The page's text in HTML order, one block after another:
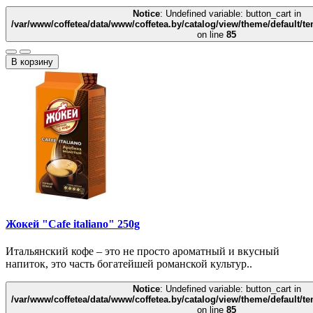
Notice: Undefined variable: button_cart in
/var/www/coffetea/data/www/coffetea.by/catalog/view/theme/default/
on line 85
В корзину
Жокей "Cafe italiano" 250g
Итальянский кофе – это не просто ароматный и вкусный
напиток, это часть богатейшей романской культур..
Notice: Undefined variable: button_cart in
/var/www/coffetea/data/www/coffetea.by/catalog/view/theme/default/
on line 85